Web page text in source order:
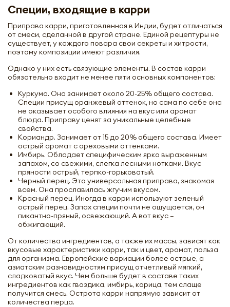
Специи, входящие в карри
Приправа карри, приготовленная в Индии, будет отличаться
от смеси, сделанной в другой стране. Единой рецептуры не
существует, у каждого повара свои секреты и хитрости,
поэтому композиции имеют различия.
Однако у них есть связующие элементы. В состав карри
обязательно входит не менее пяти основных компонентов:
Куркума. Она занимает около 20-25% общего состава.
Специи присущ оранжевый оттенок, но сама по себе она
не оказывает особого влияния на вкус или аромат
блюда. Приправу ценят за уникальные целебные
свойства.
Кориандр. Занимает от 15 до 20% общего состава. Имеет
острый аромат с ореховыми оттенками.
Имбирь. Обладает специфическим ярко выраженным
запахом, со свежими, слегка лесными нотками. Вкус
пряности острый, терпко-горьковатый.
Черный перец. Это универсальная приправа, знакомая
всем. Она прославилась жгучим вкусом.
Красный перец. Иногда в карри используют зеленый
острый перец. Запах специи почти не ощущается, он
пикантно-пряный, освежающий. А вот вкус –
обжигающий.
От количества ингредиентов, а также их массы, зависят как
вкусовые характеристики карри, так и цвет, аромат, польза
для организма. Европейские вариации более острые, а
азиатским разновидностям присущ отчетливый мягкий,
сладковатый вкус. Чем больше будет в составе таких
ингредиентов как гвоздика, имбирь, корица, тем слаще
получится смесь. Острота карри напрямую зависит от
количества перца.